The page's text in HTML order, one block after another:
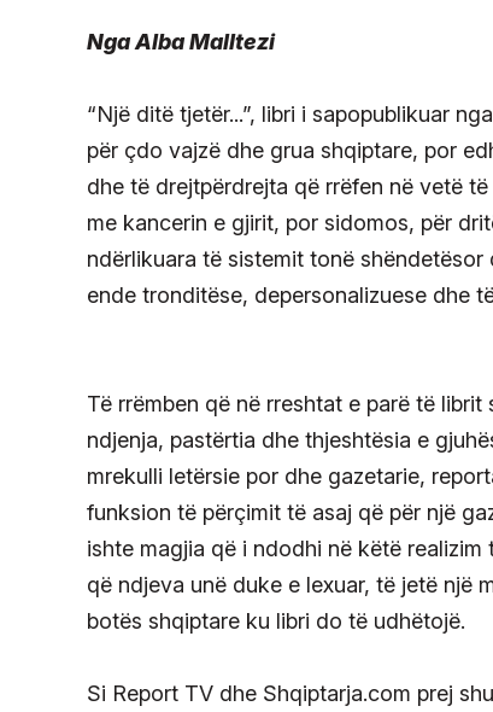
Nga Alba Malltezi
“Një ditë tjetër...”, libri i sapopublikuar
për çdo vajzë dhe grua shqiptare, por
dhe të drejtpërdrejta që rrëfen në vetë
me kancerin e gjirit, por sidomos, për
ndërlikuara të sistemit tonë
ende tronditëse, depersonalizuese dhe
Të rrëmben që në rreshtat e parë të
ndjenja, pastërtia dhe thjeshtësia e
mrekulli letërsie por dhe gazetarie,
funksion të përçimit të asaj që për një
ishte magjia që i ndodhi në këtë
që ndjeva unë duke e lexuar, të jetë një
botës shqiptare ku libri do të udhëtojë.
Si Report TV dhe Shqiptarja.com prej